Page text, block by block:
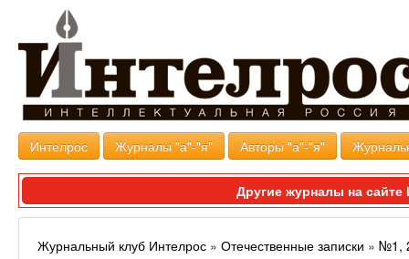
Интелрос Журналы "а"-"я" Авторы "а"-"я"
Другие журналы на
Журнальный клуб Интелрос » Отечественные записки » №1,